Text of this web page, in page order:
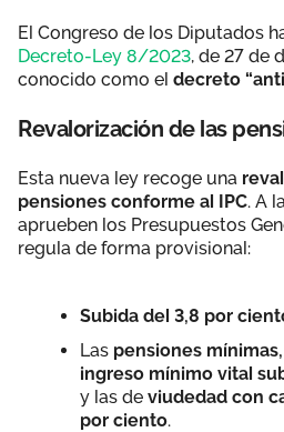
El Congreso de los Diputados
Decreto-Ley 8/2023, de 27 de
conocido como el decreto
Revalorización de las
Esta nueva ley recoge una
pensiones conforme al IPC. A
aprueben los Presupuestos
regula de forma provisional:
Subida del 3,8 por
Las pensiones
ingreso mínimo vital
y las de viudedad con
por ciento.